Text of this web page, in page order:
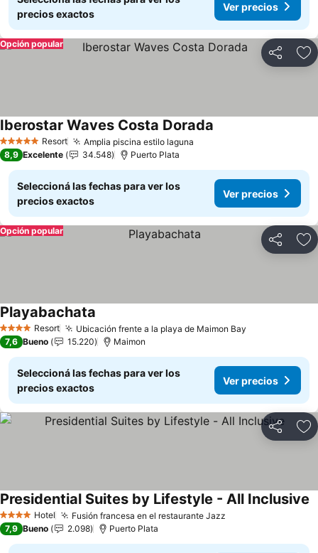
precios exactos
Ver precios
Compartir
Opción popular
5 Estrellas Resort Amplia piscina estilo laguna
Iberostar Waves Costa Dorada
8,9 Excelente 34.548 Puerto Plata
Seleccioná las fechas para ver los
precios exactos
Ver precios
Compartir
Opción popular
4 EstrellasResort Ubicación frente a la playa de Maimon Bay
Playabachata
7,6 Bueno 15.220 Maimon
Seleccioná las fechas para ver los
precios exactos
Ver precios
Compartir
4 EstrellasHotel Fusión francesa en el restaurante Jazz
Presidential Suites by Lifestyle - All Inclusive
7,9 Bueno 2.098 Puerto Plata